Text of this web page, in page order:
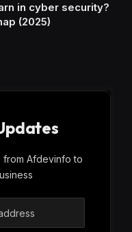
in cyber security?
(2025)
from Afdevinfo to